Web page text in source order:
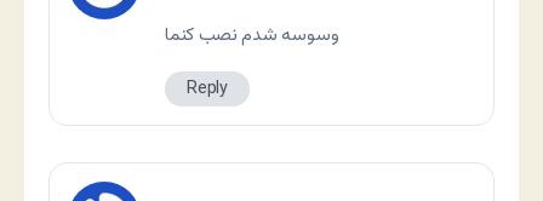
وسوسه شدم نصب کنما
Reply